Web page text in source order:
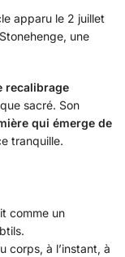
apparu le 2 juillet
une
recalibrage
sacré. Son
qui émerge de
tranquille.
comme un
corps, à l’instant, à